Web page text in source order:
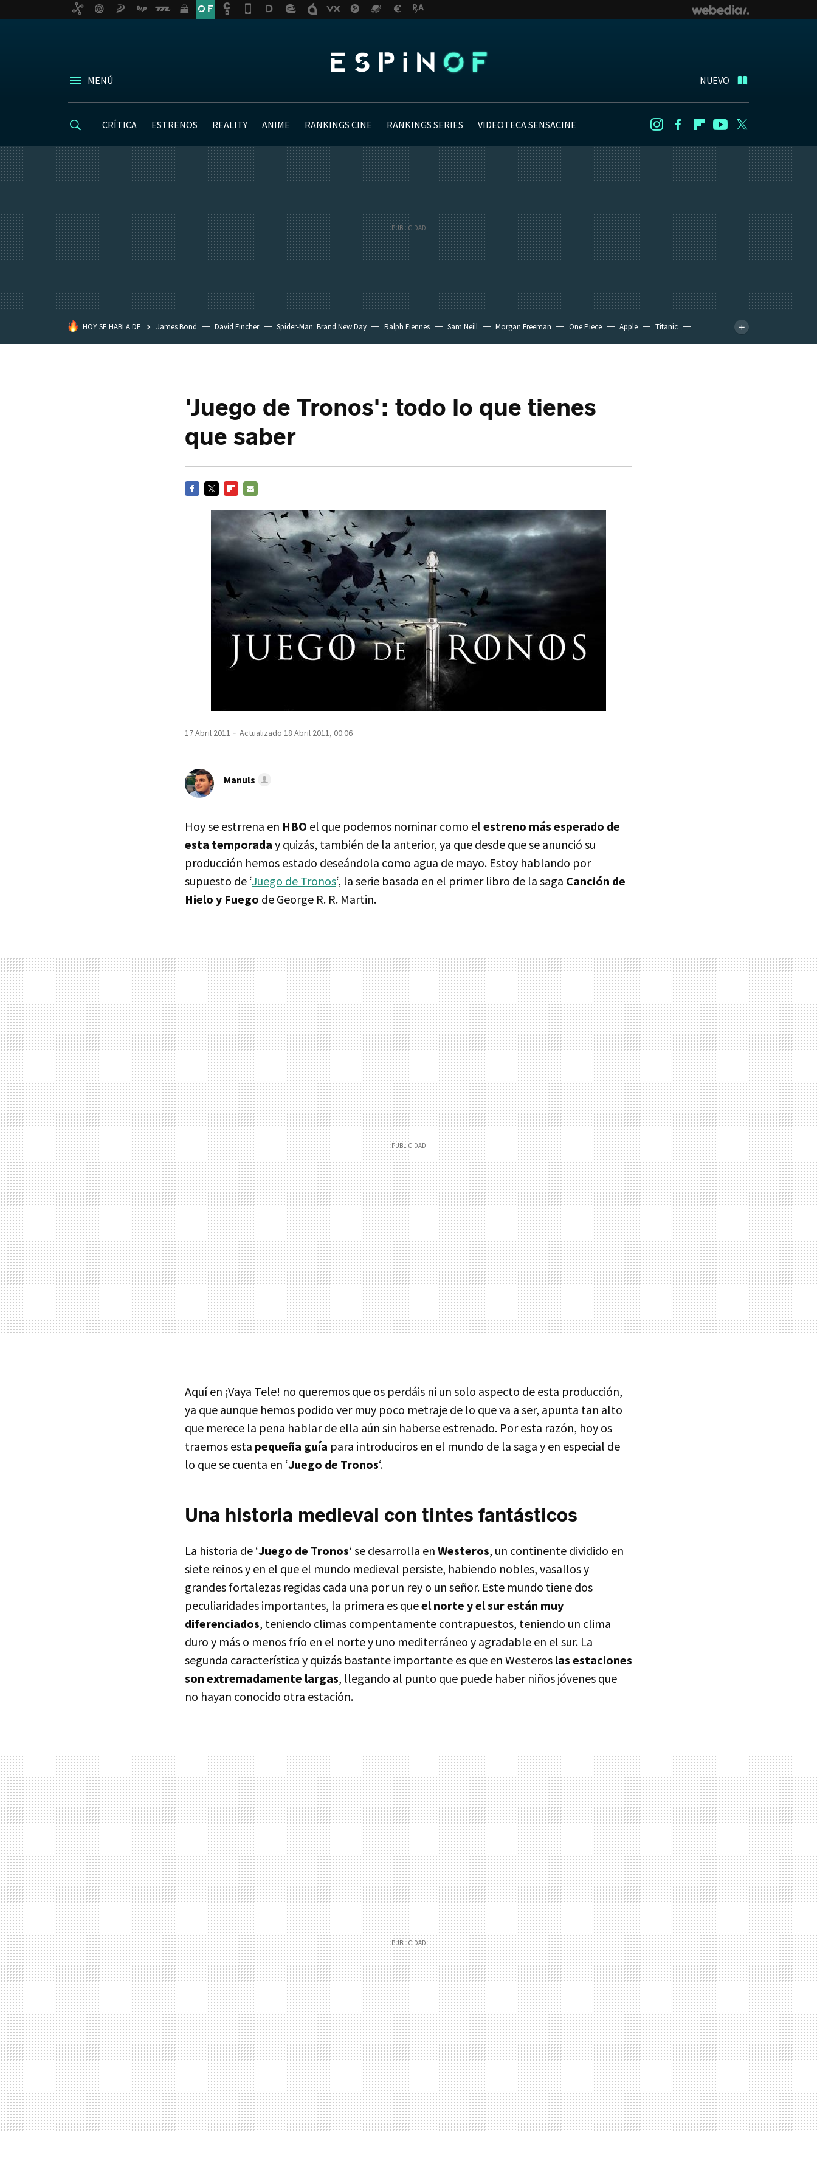
MENÚ NUEVO
CRÍTICA ESTRENOS REALITY ANIME RANKINGS CINE RANKINGS SERIES VIDEOTECA SENSACINE InstagramFacebookFlipboard
Youtube
HOY SE HABLA DE James Bond David Fincher Spider-Man: Brand New Day Ralph Fiennes Sam Neill Morgan Freeman One Piece Apple
Titanic
'Juego de Tronos': todo lo que tienes
que saber
17 Abril 2011 Actualizado 18 Abril 2011, 00:06
Manuls
Hoy se estrrena en HBO el que podemos nominar como el estreno más esperado de
esta temporada y quizás, también de la anterior, ya que desde que se anunció su
producción hemos estado deseándola como agua de mayo. Estoy hablando por
supuesto de ‘Juego de Tronos‘, la serie basada en el primer libro de la saga Canción de
Hielo y Fuego de George R. R. Martin.
Aquí en ¡Vaya Tele! no queremos que os perdáis ni un solo aspecto de esta producción,
ya que aunque hemos podido ver muy poco metraje de lo que va a ser, apunta tan alto
que merece la pena hablar de ella aún sin haberse estrenado. Por esta razón, hoy os
traemos esta pequeña guía para introduciros en el mundo de la saga y en especial de
lo que se cuenta en ‘Juego de Tronos‘.
Una historia medieval con tintes fantásticos
La historia de ‘Juego de Tronos‘ se desarrolla en Westeros, un continente dividido en
siete reinos y en el que el mundo medieval persiste, habiendo nobles, vasallos y
grandes fortalezas regidas cada una por un rey o un señor. Este mundo tiene dos
peculiaridades importantes, la primera es queel norte y el sur están muy
diferenciados, teniendo climas compentamente contrapuestos, teniendo un clima
duro y más o menos frío en el norte y uno mediterráneo y agradable en el sur. La
segunda característica y quizás bastante importante es que en Westeros las estaciones
son extremadamente largas, llegando al punto que puede haber niños jóvenes que
no hayan conocido otra estación.